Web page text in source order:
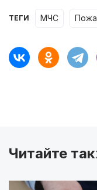
ТЕГИ МЧС
Читайте